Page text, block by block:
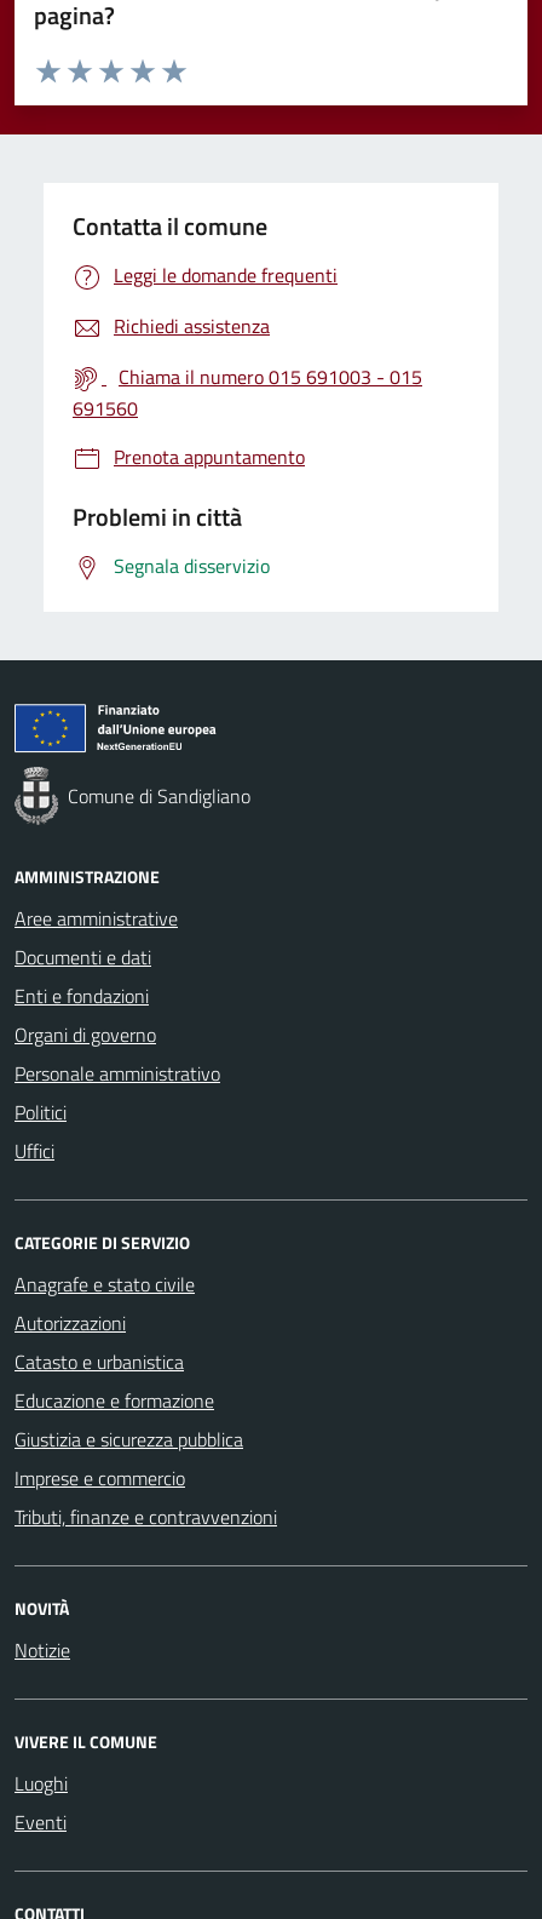
pagina?
Valuta da 1 a 5 stelle la pagina
Valuta 5 stelle su 5
Valuta 4 stelle su 5
Valuta 3 stelle su 5
Valuta 2 stelle su 5
Valuta 1 stelle su 5
Contatta il comune
Leggi le domande frequenti
Richiedi assistenza
Chiama il numero 015 691003 - 015
691560
Prenota appuntamento
Problemi in città
Segnala disservizio
Comune di Sandigliano
AMMINISTRAZIONE
Aree amministrative
Documenti e dati
Enti e fondazioni
Organi di governo
Personale amministrativo
Politici
Uffici
CATEGORIE DI SERVIZIO
Anagrafe e stato civile
Autorizzazioni
Catasto e urbanistica
Educazione e formazione
Giustizia e sicurezza pubblica
Imprese e commercio
Tributi, finanze e contravvenzioni
NOVITÀ
Notizie
VIVERE IL COMUNE
Luoghi
Eventi
CONTATTI